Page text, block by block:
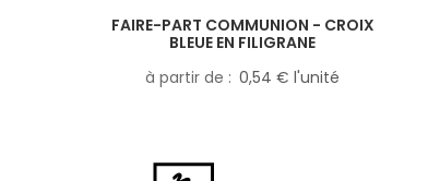
FAIRE-PART COMMUNION - CROIX
BLEUE EN FILIGRANE
à partir de
0,54 € l'unité